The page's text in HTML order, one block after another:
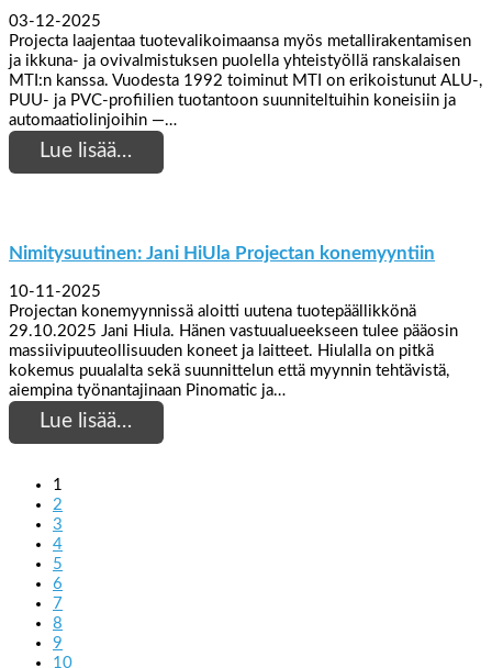
03-12-2025
Projecta laajentaa tuotevalikoimaansa myös metallirakentamisen
ja ikkuna- ja ovivalmistuksen puolella yhteistyöllä ranskalaisen
MTI:n kanssa. Vuodesta 1992 toiminut MTI on erikoistunut ALU-,
PUU- ja PVC-profiilien tuotantoon suunniteltuihin koneisiin ja
automaatiolinjoihin —…
Lue lisää…
Nimitysuutinen: Jani HiUla Projectan konemyyntiin
10-11-2025
Projectan konemyynnissä aloitti uutena tuotepäällikkönä
29.10.2025 Jani Hiula. Hänen vastuualueekseen tulee pääosin
massiivipuuteollisuuden koneet ja laitteet. Hiulalla on pitkä
kokemus puualalta sekä suunnittelun että myynnin tehtävistä,
aiempina työnantajinaan Pinomatic ja…
Lue lisää…
1
2
3
4
5
6
7
8
9
10